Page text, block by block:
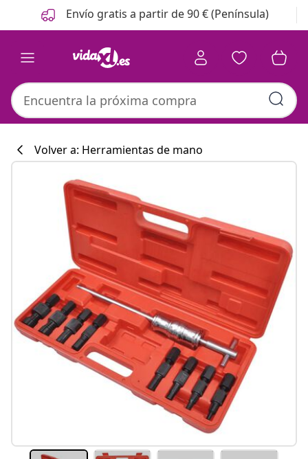
Anterior
Siguiente Envío gratis a partir de 90 € (Península)
#sharemevidaxl
Volver a: Herramientas de mano